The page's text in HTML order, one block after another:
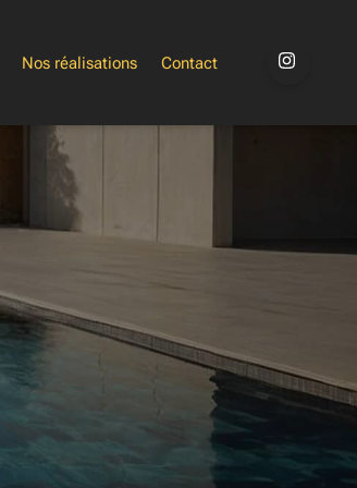
Nos réalisations Contact